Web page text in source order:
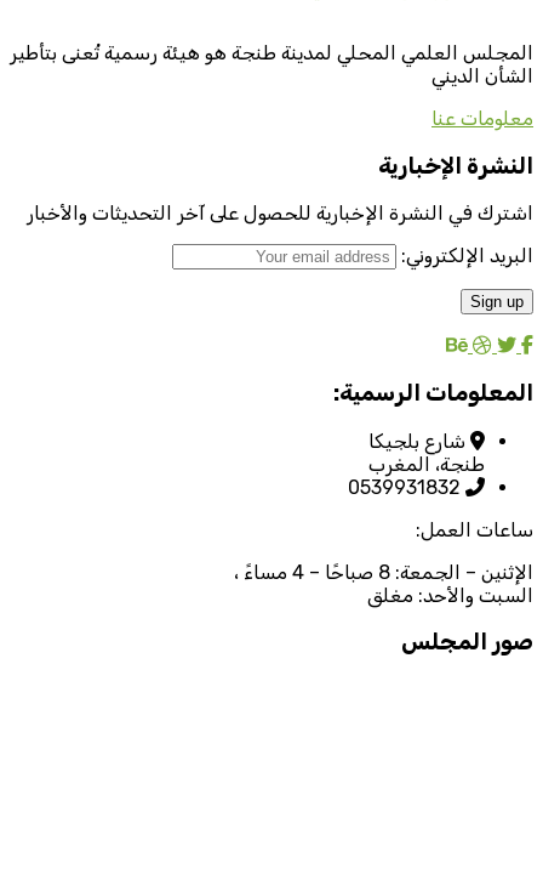
المجلس العلمي المحلي لمدينة طنجة هو هيئة رسمية تُعنى بتأطير
الشأن الديني
معلومات عنا
النشرة الإخبارية
اشترك في النشرة الإخبارية للحصول على آخر التحديثات والأخبار
البريد الإلكتروني:
المعلومات الرسمية:
شارع بلجيكا
طنجة، المغرب
0539931832
ساعات العمل:
الإثنين – الجمعة: 8 صباحًا – 4 مساءً ،
السبت والأحد: مغلق
صور المجلس